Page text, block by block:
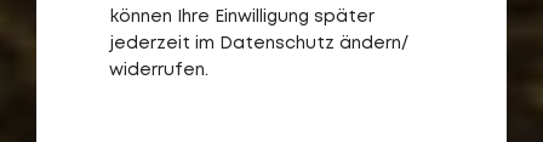
können Ihre Einwilligung später
jederzeit im Datenschutz ändern/
widerrufen.